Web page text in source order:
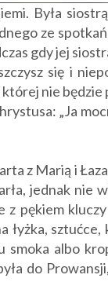
Była
ze
gdy jej
się i
nie będzie
„Ja
z Marią i
jednak nie
pękiem
sztućce,
albo
do